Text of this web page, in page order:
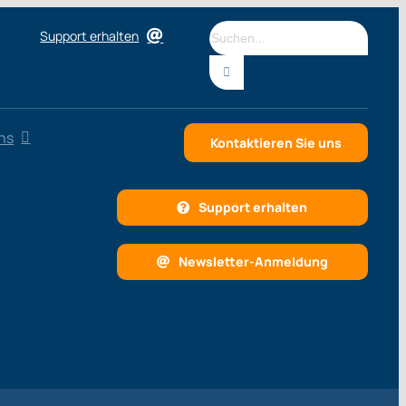
Support erhalten
Suche
nach:
Kontaktieren Sie uns
Support erhalten
Newsletter-Anmeldung